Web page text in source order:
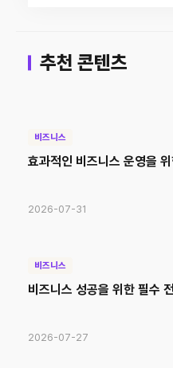
추천 콘텐츠
비즈니스
효과적인 비즈니스 운영을
2026-07-31
비즈니스
비즈니스 성공을 위한 필수
2026-07-27